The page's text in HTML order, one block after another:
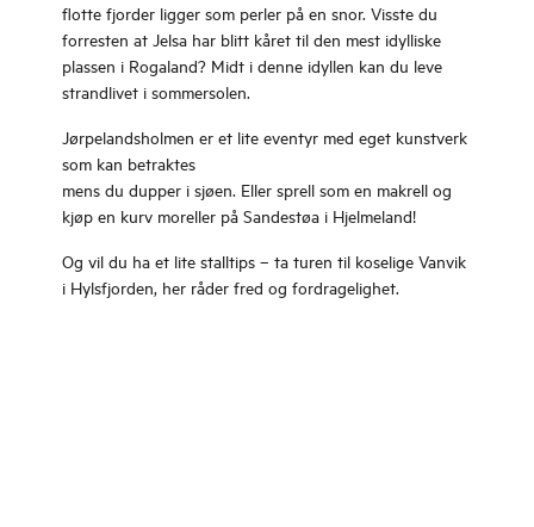
flotte fjorder ligger som perler på en snor. Visste du
forresten at Jelsa har blitt kåret til den mest idylliske
plassen i Rogaland? Midt i denne idyllen kan du leve
strandlivet i sommersolen.
Jørpelandsholmen er et lite eventyr med eget kunstverk
som kan betraktes
mens du dupper i sjøen. Eller sprell som en makrell og
kjøp en kurv moreller på Sandestøa i Hjelmeland!
Og vil du ha et lite stalltips – ta turen til koselige Vanvik
i Hylsfjorden, her råder fred og fordragelighet.